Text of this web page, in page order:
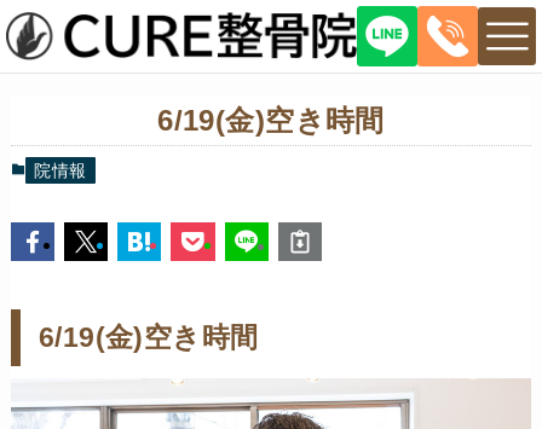
6/19(金)空き時間
院情報
6/19(金)空き時間